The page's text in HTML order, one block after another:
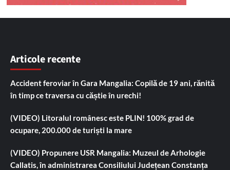
Articole recente
Accident feroviar în Gara Mangalia: Copilă de 19 ani, rănită
în timp ce traversa cu căștie în urechi!
(VIDEO) Litoralul românesc este PLIN! 100% grad de
ocupare, 200.000 de turiști la mare
(VIDEO) Propunere USR Mangalia: Muzeul de Arhologie
Callatis, în administrarea Consiliului Județean Constanța